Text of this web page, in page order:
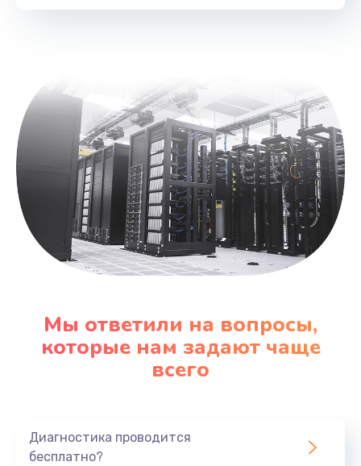
Мы ответили на вопросы,
которые нам задают чаще
всего
Диагностика проводится
бесплатно?